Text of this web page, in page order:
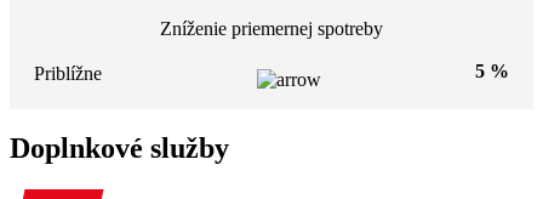
Zníženie priemernej spotreby
Priblížne 5 %
Doplnkové služby